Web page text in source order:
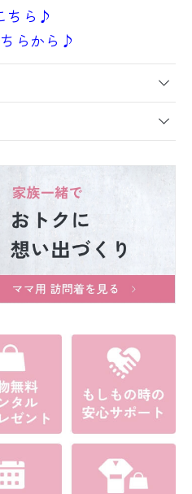
ちら♪
らから♪